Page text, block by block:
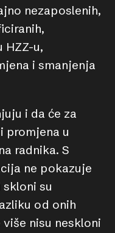
nezaposlenih,
HZZ-u,
i smanjenja
i da će za
promjena u
radnika. S
ne pokazuje
su
od onih
nisu neskloni